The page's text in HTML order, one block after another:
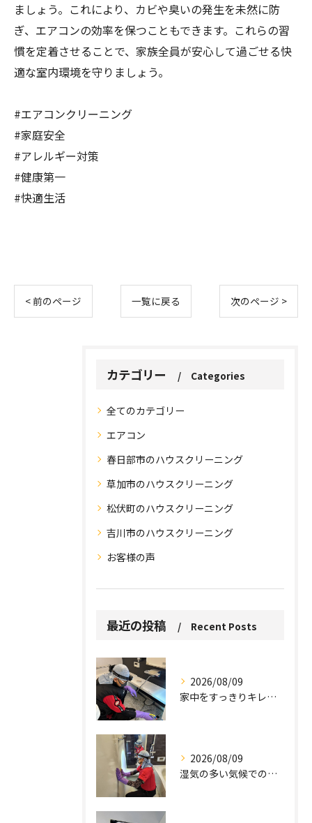
ましょう。これにより、カビや臭いの発生を未然に防
ぎ、エアコンの効率を保つこともできます。これらの習
慣を定着させることで、家族全員が安心して過ごせる快
適な室内環境を守りましょう。
#エアコンクリーニング
#家庭安全
#アレルギー対策
#健康第一
#快適生活
< 前のページ 一覧に戻る 次のページ >
カテゴリー Categories
全てのカテゴリー
エアコン
春日部市のハウスクリーニング
草加市のハウスクリーニング
松伏町のハウスクリーニング
吉川市のハウスクリーニング
お客様の声
最近の投稿 Recent Posts
2026/08/09
家中をすっきりキレイに保ちましょう。
2026/08/09
湿気の多い気候での課題。
お問い合わせはこちら
お問い合わせはこちら